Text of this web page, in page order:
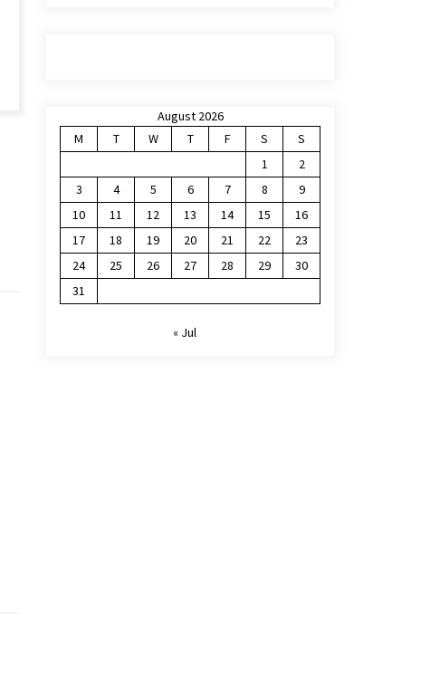
August 2026
M
T W T F S
S
1
2
3
4 5 6 7 8
9
10
11 12 13 14 15
16
17
18 19 20 21 22
23
24
25 26 27 28 29
30
31
« Jul